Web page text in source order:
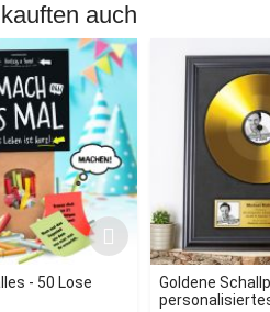
auch
- 50 Lose
Goldene